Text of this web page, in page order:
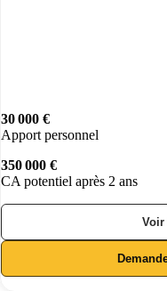
30 000 €
Apport personnel
350 000 €
CA potentiel après 2 ans
Voir